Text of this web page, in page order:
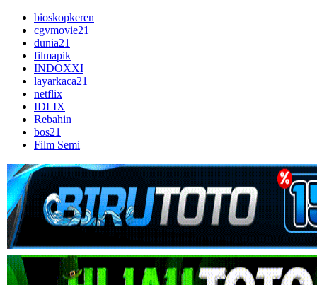
bioskopkeren
cgvmovie21
dunia21
filmapik
INDOXXI
layarkaca21
netflix
IDLIX
Rebahin
bos21
Film Semi